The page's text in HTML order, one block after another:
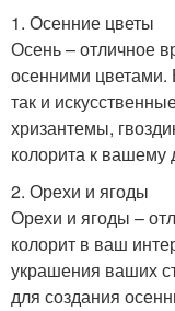
Осенний
Осенний
Таблица с
1. Осенние цветы
Осень – отличное
осенними цветами.
так и
хризантемы,
колорита к вашему
2. Орехи и ягоды
Орехи и ягоды –
колорит в ваш
украшения ваших
для создания